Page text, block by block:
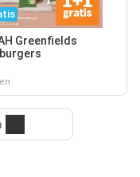
Greenfields